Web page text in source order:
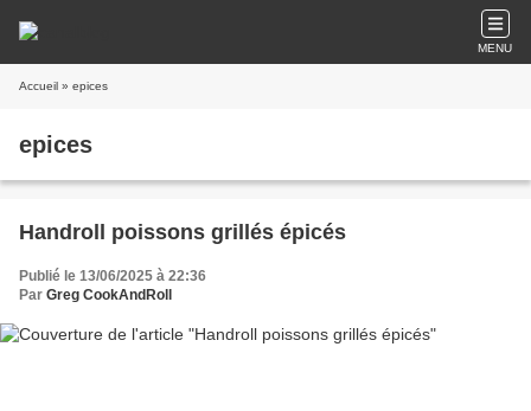
MENU
Accueil » epices
epices
Handroll poissons grillés épicés
Publié le 13/06/2025 à 22:36
Par Greg CookAndRoll